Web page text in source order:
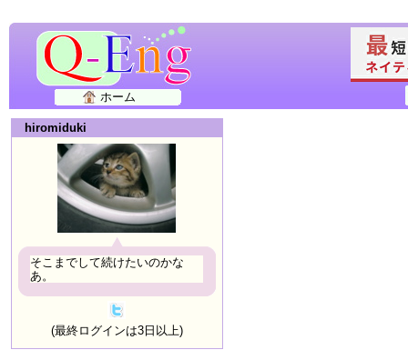
ホーム
hiromiduki
そこまでして続けたいのかな
あ。
(最終ログインは3日以上)